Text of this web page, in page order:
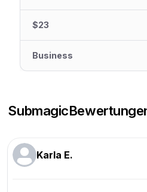
$23
Business
Submagic
Karla E.